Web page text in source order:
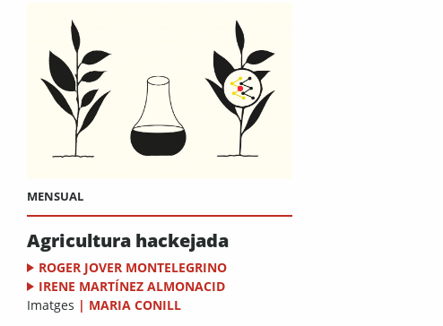
MENSUAL
Agricultura hackejada
ROGER JOVER MONTELEGRINO
IRENE MARTÍNEZ ALMONACID
Imatges | MARIA CONILL